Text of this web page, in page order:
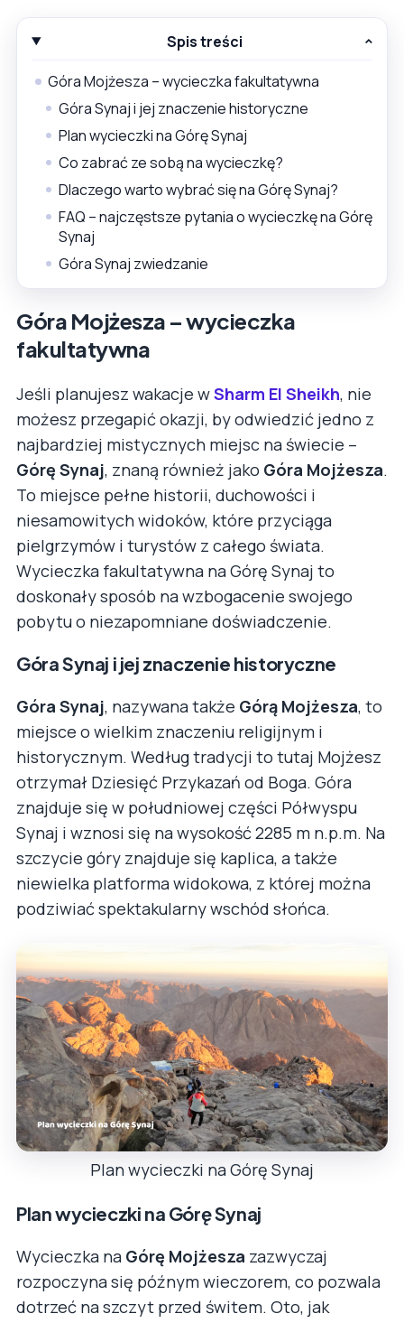
Spis treści
Góra Mojżesza – wycieczka fakultatywna
Góra Synaj i jej znaczenie historyczne
Plan wycieczki na Górę Synaj
Co zabrać ze sobą na wycieczkę?
Dlaczego warto wybrać się na Górę Synaj?
FAQ – najczęstsze pytania o wycieczkę na Górę
Synaj
Góra Synaj zwiedzanie
Góra Mojżesza – wycieczka
fakultatywna
Jeśli planujesz wakacje wSharm El Sheikh, nie
możesz przegapić okazji, by odwiedzić jedno z
najbardziej mistycznych miejsc na świecie –
Górę Synaj, znaną również jako Góra Mojżesza.
To miejsce pełne historii, duchowości i
niesamowitych widoków, które przyciąga
pielgrzymów i turystów z całego świata.
Wycieczka fakultatywna na Górę Synaj to
doskonały sposób na wzbogacenie swojego
pobytu o niezapomniane doświadczenie.
Góra Synaj i jej znaczenie historyczne
Góra Synaj, nazywana także Górą Mojżesza, to
miejsce o wielkim znaczeniu religijnym i
historycznym. Według tradycji to tutaj Mojżesz
otrzymał Dziesięć Przykazań od Boga. Góra
znajduje się w południowej części Półwyspu
Synaj i wznosi się na wysokość 2285 m n.p.m. Na
szczycie góry znajduje się kaplica, a także
niewielka platforma widokowa, z której można
podziwiać spektakularny wschód słońca.
Plan wycieczki na Górę Synaj
Plan wycieczki na Górę Synaj
Wycieczka na Górę Mojżesza zazwyczaj
rozpoczyna się późnym wieczorem, co pozwala
dotrzeć na szczyt przed świtem. Oto, jak